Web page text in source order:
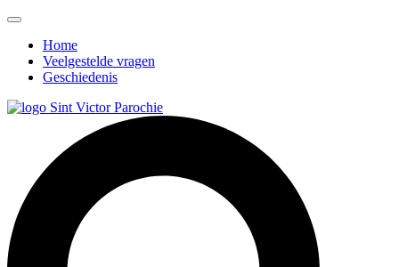
Home
Veelgestelde vragen
Geschiedenis